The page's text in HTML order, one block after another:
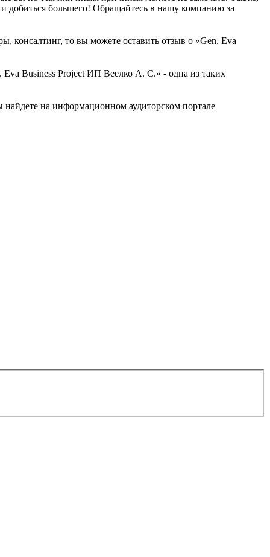
добиться большего! Обращайтесь в нашу компанию за
консалтинг, то вы можете оставить отзыв о «Gen. Eva
Business Project ИП Веелко А. С.» - одна из таких
на информационном аудиторском портале